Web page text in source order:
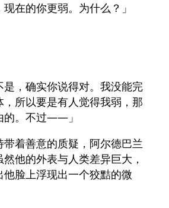
现在的你更弱。为什么？」
是，确实你说得对。我没能完
所以要是有人觉得我弱，那
的。不过——」
着善意的质疑，阿尔德巴兰
他的外表与人类差异巨大，
脸上浮现出一个狡黠的微